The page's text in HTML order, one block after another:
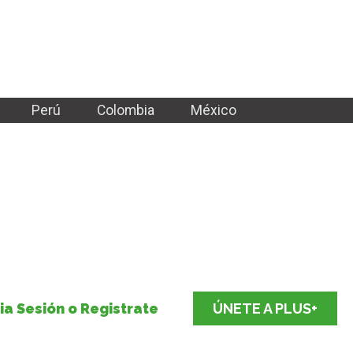
Perú Colombia México
Sesión o Registrate ÚNETE A PLUS+